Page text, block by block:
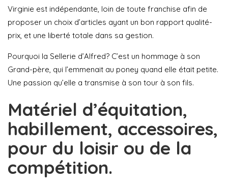
Virginie est indépendante, loin de toute franchise afin de
proposer un choix d’articles ayant un bon rapport qualité-
prix, et une liberté totale dans sa gestion.
Pourquoi la Sellerie d’Alfred? C’est un hommage à son
Grand-père, qui l’emmenait au poney quand elle était petite.
Une passion qu’elle a transmise à son tour à son fils.
Matériel d’équitation,
habillement, accessoires,
pour du loisir ou de la
compétition.